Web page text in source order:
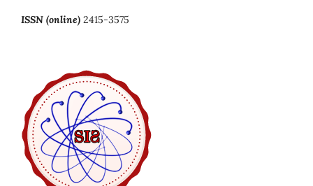
ISSN (online) 2415-3575